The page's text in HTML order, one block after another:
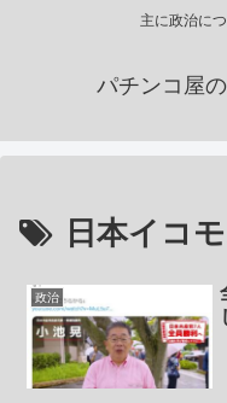
主に政治に
パチンコ屋
日本イコ
政治